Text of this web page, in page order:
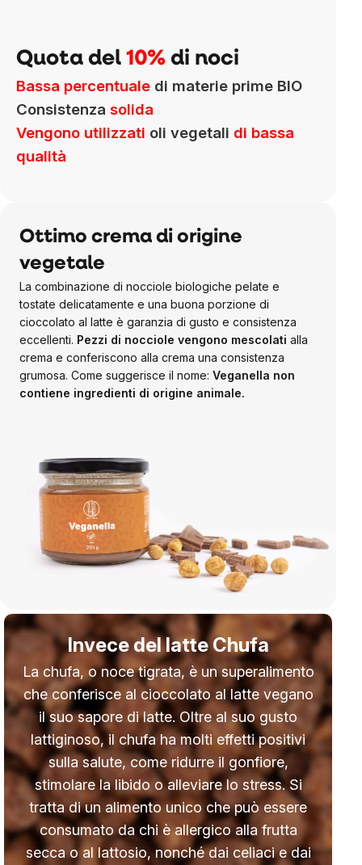
Quota del 10% di noci
Bassa percentuale di materie prime BIO
Consistenza solida
Vengono utilizzati oli vegetali di bassa
qualità
Ottimo crema di origine
vegetale
La combinazione di nocciole biologiche pelate e
tostate delicatamente e una buona porzione di
cioccolato al latte è garanzia di gusto e consistenza
eccellenti. Pezzi di nocciole vengono mescolati alla
crema e conferiscono alla crema una consistenza
grumosa. Come suggerisce il nome: Veganella non
contiene ingredienti di origine animale.
Invece del latte Chufa
La chufa, o noce tigrata, è un superalimento
che conferisce al cioccolato al latte vegano
il suo sapore di latte. Oltre al suo gusto
lattiginoso, il chufa ha molti effetti positivi
sulla salute, come ridurre il gonfiore,
stimolare la libido o alleviare lo stress. Si
tratta di un alimento unico che può essere
consumato da chi è allergico alla frutta
secca o al lattosio, nonché dai celiaci e dai